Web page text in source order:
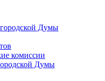
Думы
комиссии
Думы